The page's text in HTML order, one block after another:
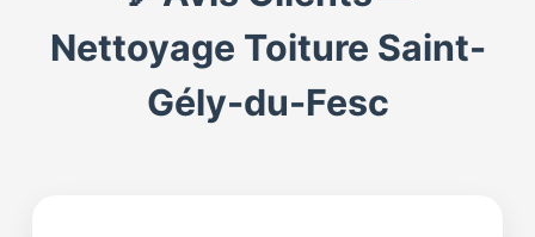
Nettoyage Toiture Saint-
Gély-du-Fesc